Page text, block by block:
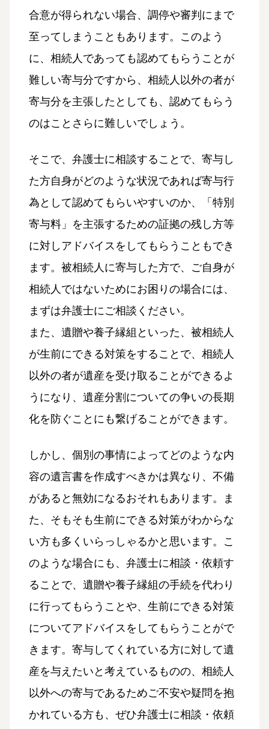
合意が得られない場合、調停や審判にまで
至ってしまうこともあります。このよう
に、相続人であっても認めてもらうことが
難しい寄与分ですから、相続人以外の者が
寄与分を主張したとしても、認めてもらう
のはことさらに難しいでしょう。
そこで、弁護士に相談することで、寄与し
た方自身がどのような状況であれば寄与行
為として認めてもらいやすいのか、「特別
寄与料」を主張するための証拠の残し方等
に対しアドバイスをしてもらうこともでき
ます。被相続人に寄与した方で、ご自身が
相続人ではないためにお困りの場合には、
まずは弁護士にご相談ください。
また、遺贈や養子縁組といった、被相続人
が生前にできる対策をすることで、相続人
以外の者が遺産を受け取ることができるよ
うになり、遺産分割についての争いの長期
化を防ぐことにも繋げることができます。
しかし、個別の事情によってどのような内
容の遺言書を作成すべきかは異なり、不備
があると無効になるおそれもあります。ま
た、そもそも生前にできる対策がわからな
い方も多くいらっしゃるかと思います。こ
のような場合にも、弁護士に相談・依頼す
ることで、遺贈や養子縁組の手続を代わり
に行ってもらうことや、生前にできる対策
についてアドバイスをしてもらうことがで
きます。寄与してくれている方に対して遺
産を与えたいと考えているものの、相続人
以外への寄与であるためご不安や疑問を抱
かれている方も、ぜひ弁護士に相談・依頼